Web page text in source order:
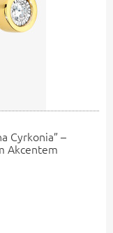
Cyrkonia” –
Akcentem